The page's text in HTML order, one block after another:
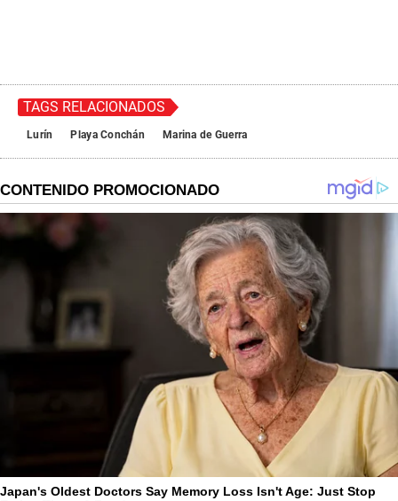
d
s
TAGS RELACIONADOS
Lurín Playa Conchán Marina de Guerra